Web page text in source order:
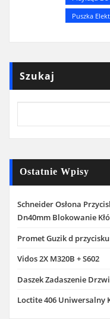
Puszka
Szukaj
Ostatnie Wpisy
Schneider Osłona
Dn40mm Blokowanie
Promet Guzik d
Vidos 2X M320B + S602
Daszek Zadaszenie
Loctite 406 Uniwersalny